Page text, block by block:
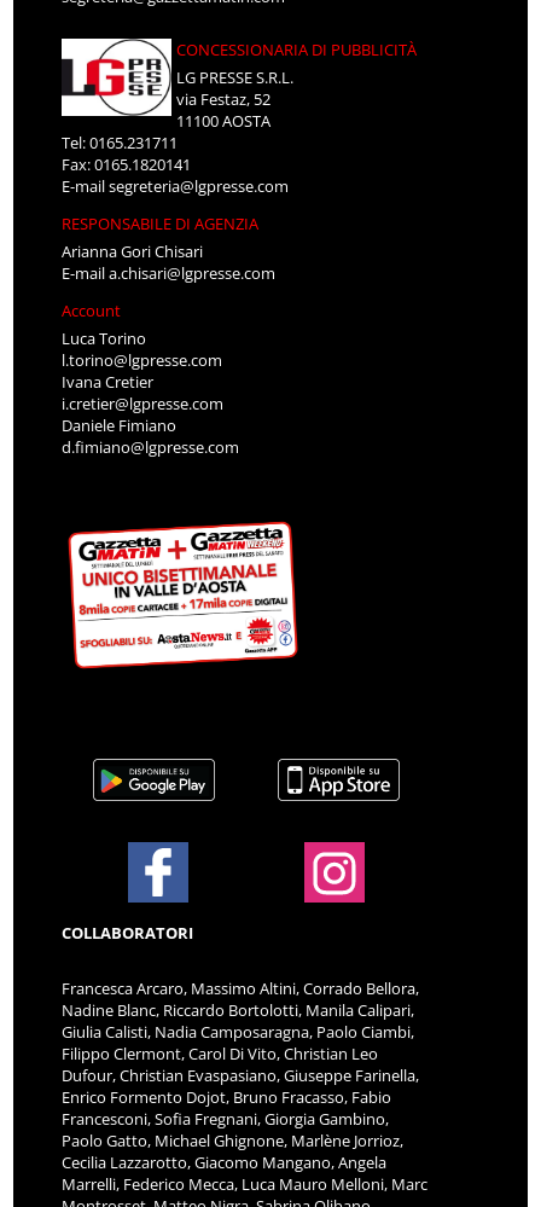
CONCESSIONARIA DI PUBBLICITÀ
LG PRESSE S.R.L.
via Festaz, 52
11100 AOSTA
Tel: 0165.231711
Fax: 0165.1820141
E-mailsegreteria@lgpresse.com
RESPONSABILE DI AGENZIA
Arianna Gori Chisari
E-maila.chisari@lgpresse.com
Account
Luca Torino
l.torino@lgpresse.com
Ivana Cretier
i.cretier@lgpresse.com
Daniele Fimiano
d.fimiano@lgpresse.com
COLLABORATORI
Francesca Arcaro, Massimo Altini, Corrado Bellora,
Nadine Blanc, Riccardo Bortolotti, Manila Calipari,
Giulia Calisti, Nadia Camposaragna, Paolo Ciambi,
Filippo Clermont, Carol Di Vito, Christian Leo
Dufour, Christian Evaspasiano, Giuseppe Farinella,
Enrico Formento Dojot, Bruno Fracasso, Fabio
Francesconi, Sofia Fregnani, Giorgia Gambino,
Paolo Gatto, Michael Ghignone, Marlène Jorrioz,
Cecilia Lazzarotto, Giacomo Mangano, Angela
Marrelli, Federico Mecca, Luca Mauro Melloni, Marc